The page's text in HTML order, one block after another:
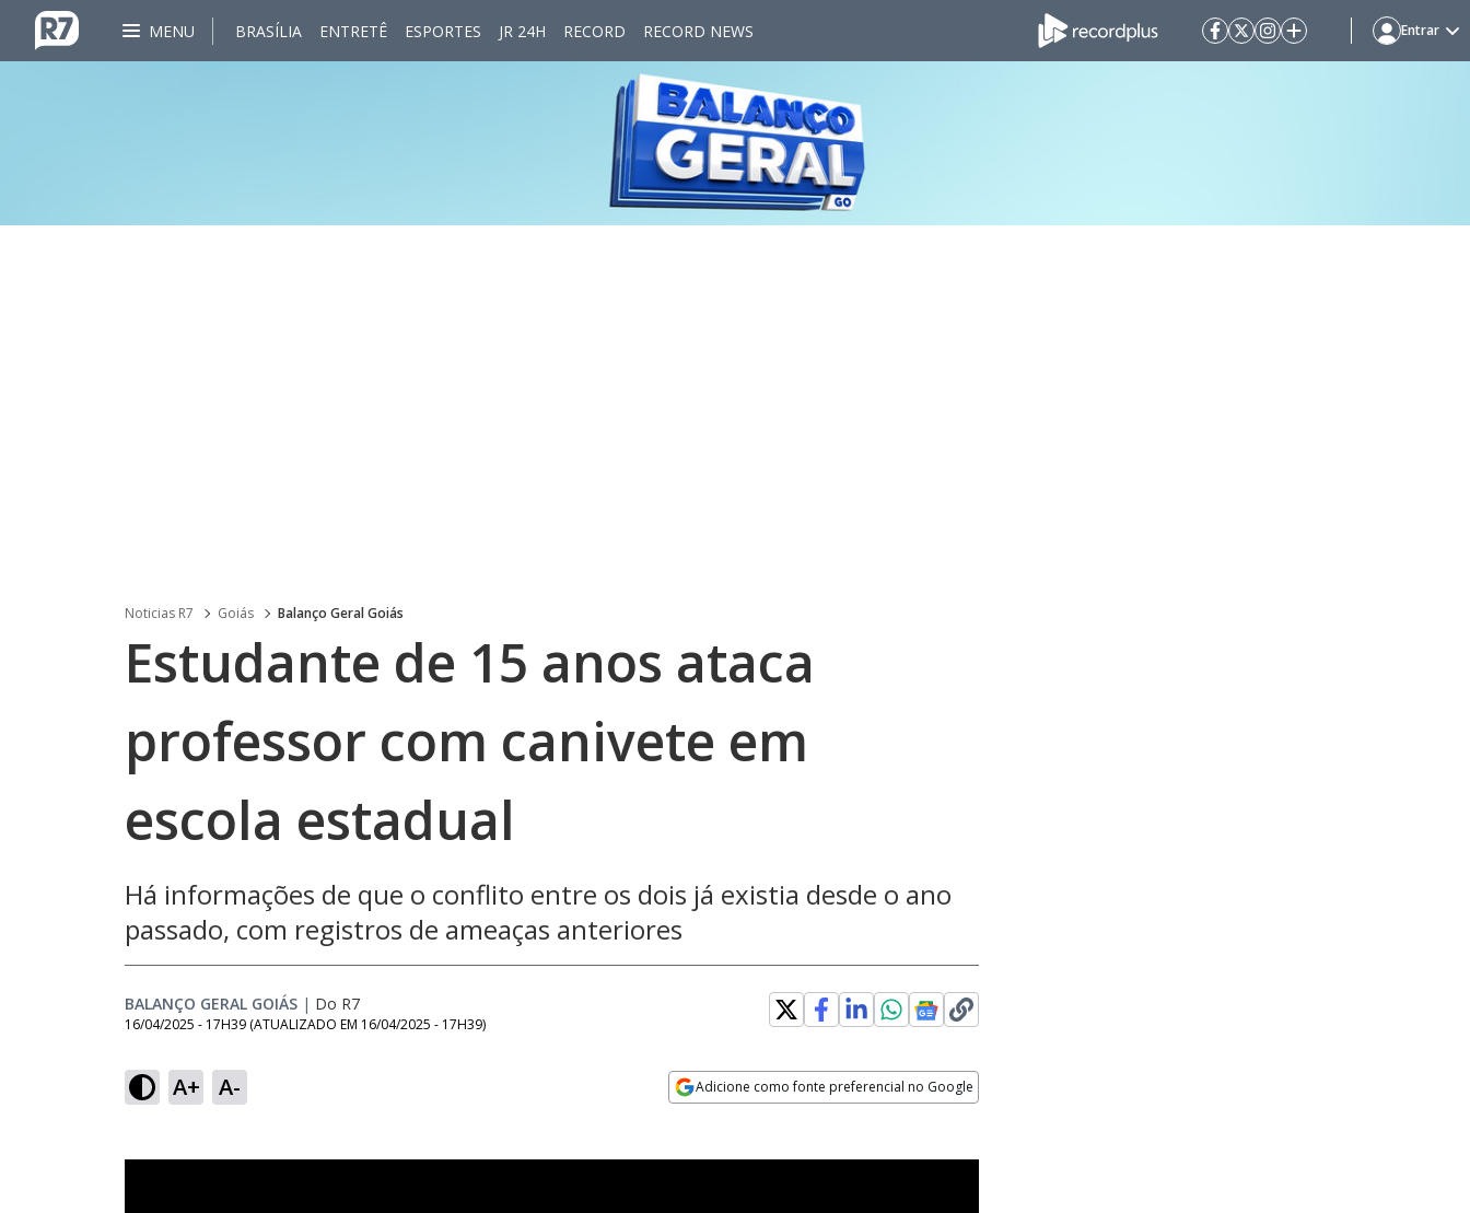
MENU BRASÍLIA ENTRETÊ ESPORTES JR 24H RECORD RECORD NEWS Entrar
Noticias R7 Goiás Balanço Geral Goiás
Estudante de 15 anos ataca
professor com canivete em
escola estadual
Há informações de que o conflito entre os dois já existia desde o ano
passado, com registros de ameaças anteriores
BALANÇO GERAL GOIÁS | Do R7
16/04/2025 - 17H39 (ATUALIZADO EM 16/04/2025 - 17H39)
A+ A- Adicione como fonte preferencial no Google